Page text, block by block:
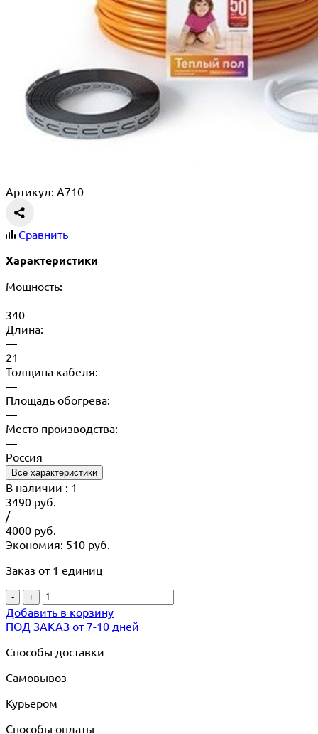
Артикул: A710
Сравнить
Характеристики
Мощность:
—
340
Длина:
—
21
Толщина кабеля:
—
Площадь обогрева:
—
Место производства:
—
Россия
Все характеристики
В наличии : 1
3490 руб.
/
4000 руб.
Экономия: 510 руб.
Заказ от 1 единиц
- +
Добавить в корзину
ПОД ЗАКАЗ от 7-10 дней
Способы доставки
Самовывоз
Курьером
Способы оплаты